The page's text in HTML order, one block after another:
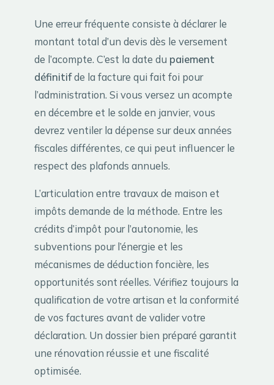
Une erreur fréquente consiste à déclarer le
montant total d’un devis dès le versement
de l’acompte. C’est la date du paiement
définitifde la facture qui fait foi pour
l’administration. Si vous versez un acompte
en décembre et le solde en janvier, vous
devrez ventiler la dépense sur deux années
fiscales différentes, ce qui peut influencer le
respect des plafonds annuels.
L’articulation entre travaux de maison et
impôts demande de la méthode. Entre les
crédits d’impôt pour l’autonomie, les
subventions pour l’énergie et les
mécanismes de déduction foncière, les
opportunités sont réelles. Vérifiez toujours la
qualification de votre artisan et la conformité
de vos factures avant de valider votre
déclaration. Un dossier bien préparé garantit
une rénovation réussie et une fiscalité
optimisée.